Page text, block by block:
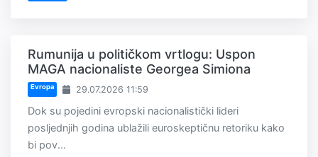
Rumunija u političkom vrtlogu: Uspon
MAGA nacionaliste Georgea Simiona
Evropa 29.07.2026 11:59
Dok su pojedini evropski nacionalistički lideri
posljednjih godina ublažili euroskeptičnu retoriku kako
bi pov...